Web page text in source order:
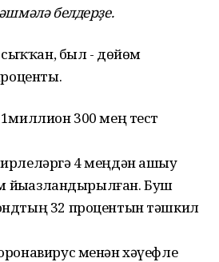
белдерҙе.
сыҡҡан, был - дөйөм
300 мең тест
4 меңдән ашыу
йыһазландырылған. Буш
32 процентын тәшкил
менән хәүефле